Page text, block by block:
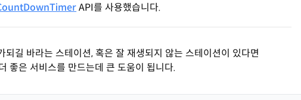
API를 사용했습니다.
되길 바라는 스테이션, 혹은 잘 재생되지 않는 스테이션이 있다면
좋은 서비스를 만드는데 큰 도움이 됩니다.